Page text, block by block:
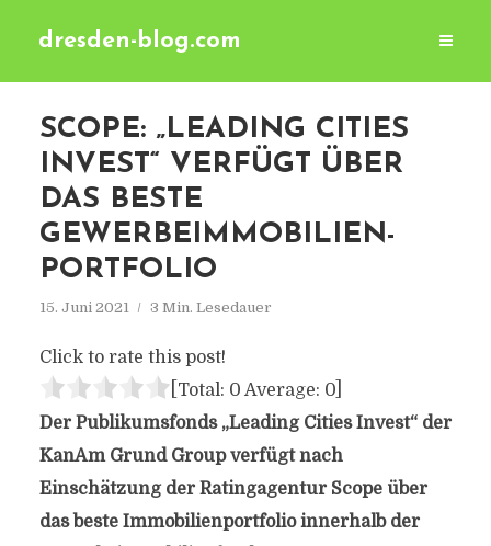
dresden-blog.com
SCOPE: „LEADING CITIES
INVEST“ VERFÜGT ÜBER
DAS BESTE
GEWERBEIMMOBILIEN-
PORTFOLIO
15. Juni 2021 3 Min. Lesedauer
Click to rate this post!
[Total: 0 Average: 0]
Der Publikumsfonds „Leading Cities Invest“ der
KanAm Grund Group verfügt nach
Einschätzung der Ratingagentur Scope über
das beste Immobilienportfolio innerhalb der